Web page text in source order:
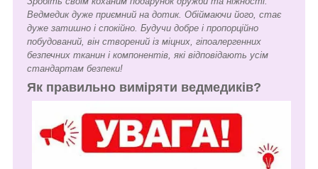
Ведмедик дуже приємний на дотик. Обіймаючи його, стає
дуже затишно і спокійно. Будучи добре і пропорційно
побудований, він створений із міцних, гіпоалергенних
безпечних тканин і компонентів, які відповідають усім
стандартам безпеки!
Як правильно виміряти ведмедиків?